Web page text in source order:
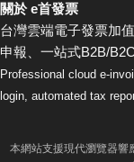
關於 e首發票
台灣雲端電子發票加
申報、一站式B2B/
Professional cloud e-
login, automated tax
本網站支援現代瀏覽器響